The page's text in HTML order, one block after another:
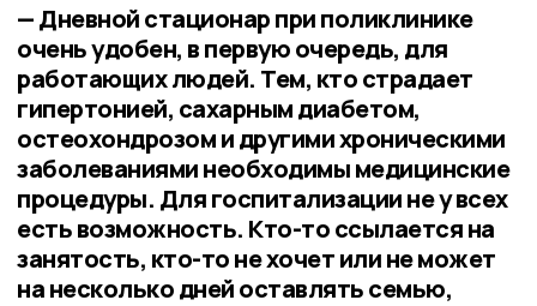
— Дневной стационар при поликлинике
очень удобен, в первую очередь, для
работающих людей. Тем, кто страдает
гипертонией, сахарным диабетом,
остеохондрозом и другими хроническими
заболеваниями необходимы медицинские
процедуры. Для госпитализации не у всех
есть возможность. Кто-то ссылается на
занятость, кто-то не хочет или не может
на несколько дней оставлять семью,